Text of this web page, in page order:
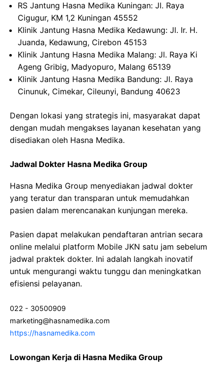
RS Jantung Hasna Medika Kuningan: Jl. Raya
Cigugur, KM 1,2 Kuningan 45552
Klinik Jantung Hasna Medika Kedawung: Jl. Ir. H.
Juanda, Kedawung, Cirebon 45153
Klinik Jantung Hasna Medika Malang: Jl. Raya Ki
Ageng Gribig, Madyopuro, Malang 65139
Klinik Jantung Hasna Medika Bandung: Jl. Raya
Cinunuk, Cimekar, Cileunyi, Bandung 40623
Dengan lokasi yang strategis ini, masyarakat dapat
dengan mudah mengakses layanan kesehatan yang
disediakan oleh Hasna Medika.
Jadwal Dokter Hasna Medika Group
Hasna Medika Group menyediakan jadwal dokter
yang teratur dan transparan untuk memudahkan
pasien dalam merencanakan kunjungan mereka.
Pasien dapat melakukan pendaftaran antrian secara
online melalui platform Mobile JKN satu jam sebelum
jadwal praktek dokter. Ini adalah langkah inovatif
untuk mengurangi waktu tunggu dan meningkatkan
efisiensi pelayanan.
022 - 30500909
marketing@hasnamedika.com
https://hasnamedika.com
Lowongan Kerja di Hasna Medika Group